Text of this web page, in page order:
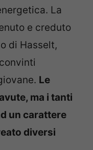
La
e creduto
di Hasselt,
Le
ma i tanti
un carattere
diversi